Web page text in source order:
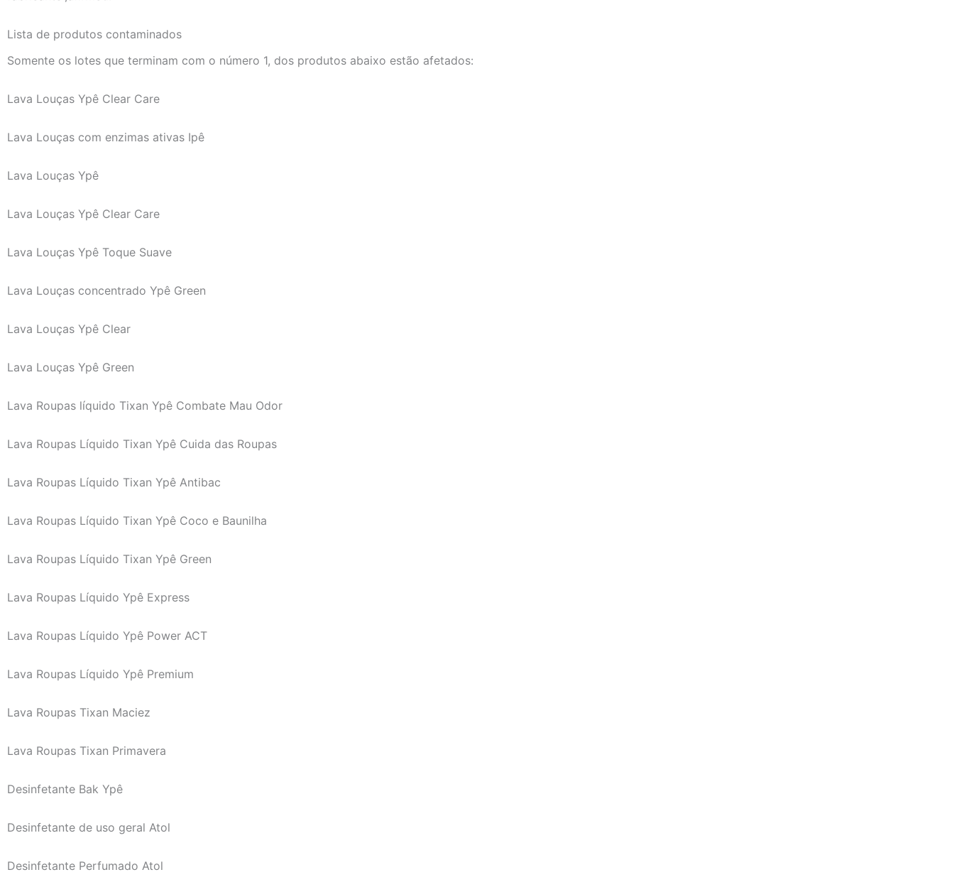
Lista de produtos contaminados
Somente os lotes que terminam com o número 1, dos produtos abaixo estão afetados:
Lava Louças Ypê Clear Care
Lava Louças com enzimas ativas Ipê
Lava Louças Ypê
Lava Louças Ypê Clear Care
Lava Louças Ypê Toque Suave
Lava Louças concentrado Ypê Green
Lava Louças Ypê Clear
Lava Louças Ypê Green
Lava Roupas líquido Tixan Ypê Combate Mau Odor
Lava Roupas Líquido Tixan Ypê Cuida das Roupas
Lava Roupas Líquido Tixan Ypê Antibac
Lava Roupas Líquido Tixan Ypê Coco e Baunilha
Lava Roupas Líquido Tixan Ypê Green
Lava Roupas Líquido Ypê Express
Lava Roupas Líquido Ypê Power ACT
Lava Roupas Líquido Ypê Premium
Lava Roupas Tixan Maciez
Lava Roupas Tixan Primavera
Desinfetante Bak Ypê
Desinfetante de uso geral Atol
Desinfetante Perfumado Atol